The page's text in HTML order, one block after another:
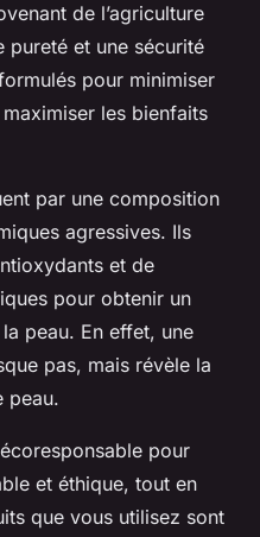
de l’agriculture
pureté et une sécurité
pour minimiser
les bienfaits
par une composition
agressives. Ils
et de
pour obtenir un
peau. En effet, une
pas, mais révèle la
peau.
pour
et éthique, tout en
que vous utilisez sont